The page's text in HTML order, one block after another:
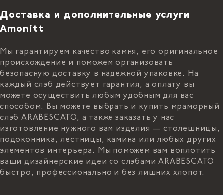
Доставка и дополнительные услуги
Amonitt
Мы гарантируем качество камня, его оригинальное
происхождение и поможем организовать
безопасную доставку в надежной упаковке. На
каждый слэб действует гарантия, а оплату вы
можете осуществить любым удобным для вас
способом. Вы можете выбрать и купить мраморный
слэб ARABESCATO, а также заказать у нас
изготовление нужного вам изделия — столешницы,
подоконника, лестницы, камина или любых других
элементов интерьера. Мы поможем вам воплотить
ваши дизайнерские идеи со слэбами ARABESCATO
быстро, профессионально и без лишних хлопот.